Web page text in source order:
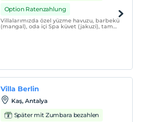
Option Ratenzahlung
Villalarımızda özel yüzme havuzu, barbekü
(mangal), oda içi Spa küvet (jakuzi), tam
Villa Berlin
Kaş, Antalya
Später mit Zumbara bezahlen